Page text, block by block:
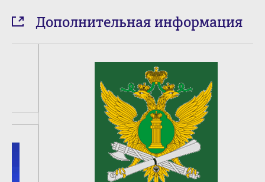
Дополнительная информация